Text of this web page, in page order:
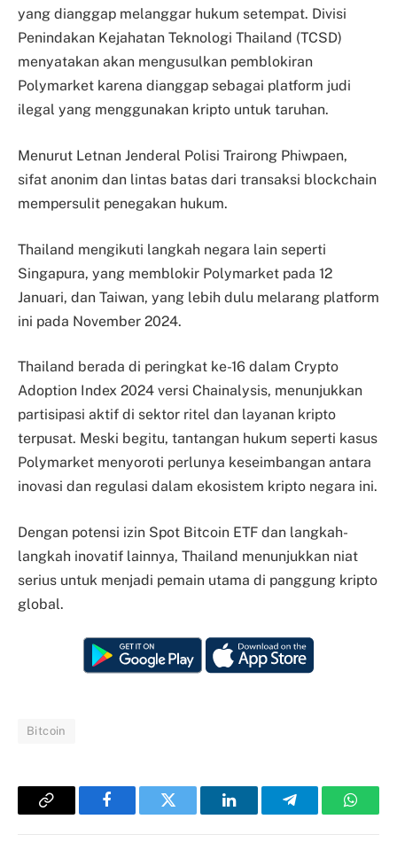
yang dianggap melanggar hukum setempat. Divisi
Penindakan Kejahatan Teknologi Thailand (TCSD)
menyatakan akan mengusulkan pemblokiran
Polymarket karena dianggap sebagai platform judi
ilegal yang menggunakan kripto untuk taruhan.
Menurut Letnan Jenderal Polisi Trairong Phiwpaen,
sifat anonim dan lintas batas dari transaksi blockchain
mempersulit penegakan hukum.
Thailand mengikuti langkah negara lain seperti
Singapura, yang memblokir Polymarket pada 12
Januari, dan Taiwan, yang lebih dulu melarang platform
ini pada November 2024.
Thailand berada di peringkat ke-16 dalam Crypto
Adoption Index 2024 versi Chainalysis, menunjukkan
partisipasi aktif di sektor ritel dan layanan kripto
terpusat. Meski begitu, tantangan hukum seperti kasus
Polymarket menyoroti perlunya keseimbangan antara
inovasi dan regulasi dalam ekosistem kripto negara ini.
Dengan potensi izin Spot Bitcoin ETF dan langkah-
langkah inovatif lainnya, Thailand menunjukkan niat
serius untuk menjadi pemain utama di panggung kripto
global.
Bitcoin
Copy
FacebookTwitter LinkedInTelegram